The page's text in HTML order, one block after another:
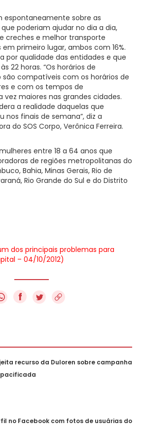
espontaneamente sobre as
poderiam ajudar no dia a dia,
creches e melhor transporte
primeiro lugar, ambos com 16%.
por qualidade das entidades e que
22 horas. “Os horários de
compatíveis com os horários de
e com os tempos de
maiores nas grandes cidades.
a realidade daquelas que
nos finais de semana”, diz a
do SOS Corpo, Verônica Ferreira.
entre 18 a 64 anos que
de regiões metropolitanas do
Bahia, Minas Gerais, Rio de
Rio Grande do Sul e do Distrito
dos principais problemas para
– 04/10/2012)
f
recurso da Duloren sobre campanha
pacificada
no Facebook com fotos de usuárias do